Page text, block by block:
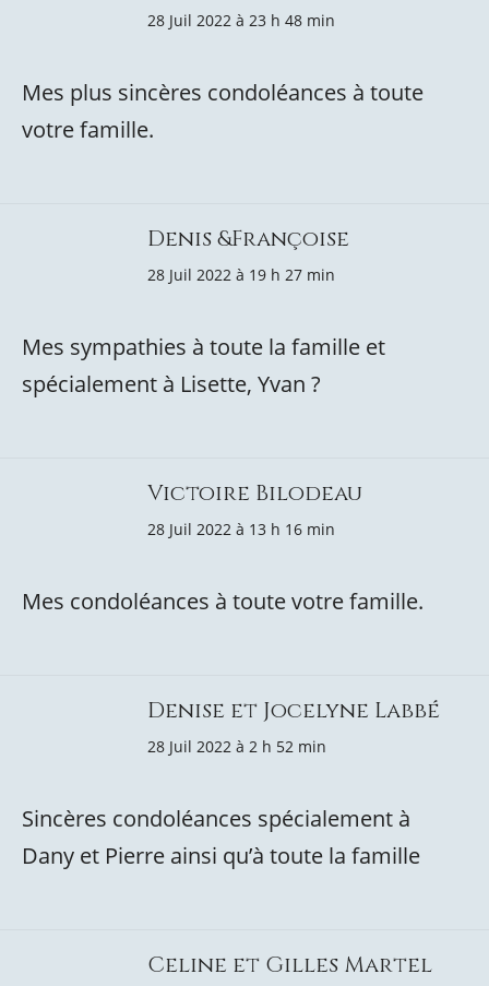
28 Juil 2022 à 23 h 48 min
Mes plus sincères condoléances à toute
votre famille.
Denis &Françoise
28 Juil 2022 à 19 h 27 min
Mes sympathies à toute la famille et
spécialement à Lisette, Yvan ?
Victoire Bilodeau
28 Juil 2022 à 13 h 16 min
Mes condoléances à toute votre famille.
Denise et Jocelyne Labbé
28 Juil 2022 à 2 h 52 min
Sincères condoléances spécialement à
Dany et Pierre ainsi qu’à toute la famille
Celine et Gilles Martel